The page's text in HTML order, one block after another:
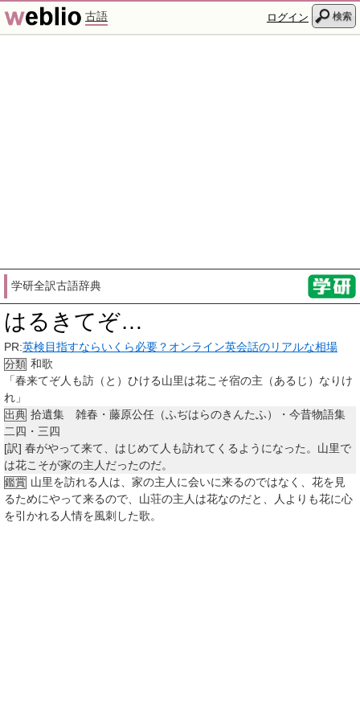
古語 ログイン 検索
学研全訳古語辞典
はるきてぞ…
PR:英検目指すならいくら必要？オンライン英会話のリアルな相場
分類 和歌
「春来てぞ人も訪（と）ひける山里は花こそ宿の主（あるじ）なりけ
れ」
出典 拾遺集 雑春・藤原公任（ふぢはらのきんたふ）・今昔物語集
二四・三四
[訳] 春がやって来て、はじめて人も訪れてくるようになった。山里で
は花こそが家の主人だったのだ。
鑑賞 山里を訪れる人は、家の主人に会いに来るのではなく、花を見
るためにやって来るので、山荘の主人は花なのだと、人よりも花に心
を引かれる人情を風刺した歌。